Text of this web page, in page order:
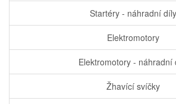
Startéry - náhradní díly
Elektromotory
Elektromotory - náhradní
Žhavící svíčky